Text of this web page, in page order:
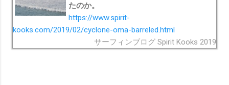
たのか。
https://www.spirit-
kooks.com/2019/02/cyclone-oma-barreled.html
サーフィンブログ Spirit Kooks 2019